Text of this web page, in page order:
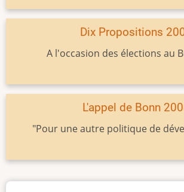
Dix Propositions
A l'occasion des élections au
L'appel de Bonn
"Pour une autre politique de